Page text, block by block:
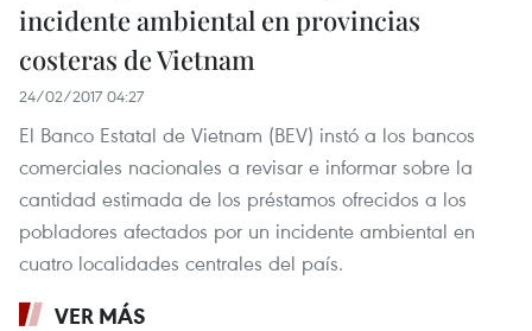
incidente ambiental en provincias
costeras de Vietnam
24/02/2017 04:27
El Banco Estatal de Vietnam (BEV) instó a los bancos
comerciales nacionales a revisar e informar sobre la
cantidad estimada de los préstamos ofrecidos a los
pobladores afectados por un incidente ambiental en
cuatro localidades centrales del país.
VER MÁS